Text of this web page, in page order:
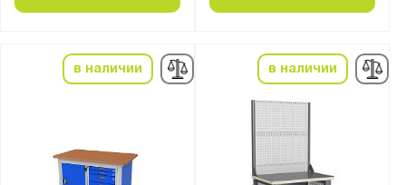
в наличии в наличии